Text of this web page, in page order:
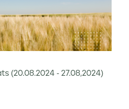
(20.08.2024 - 27.08,2024)